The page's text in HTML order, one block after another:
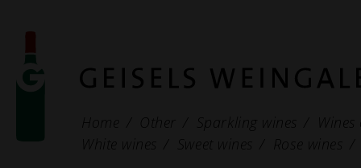
Home Other Sparkling wines Wines
White wines
Sweet wines Rose wines